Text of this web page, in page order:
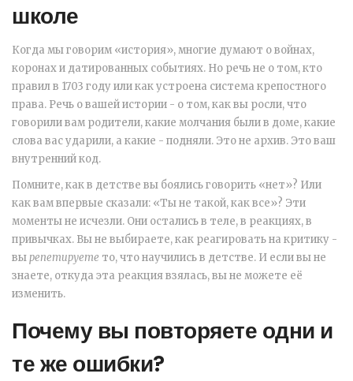
школе
Когда мы говорим «история», многие думают о войнах,
коронах и датированных событиях. Но речь не о том, кто
правил в 1703 году или как устроена система крепостного
права. Речь о вашей истории - о том, как вы росли, что
говорили вам родители, какие молчания были в доме, какие
слова вас ударили, а какие - подняли. Это не архив. Это ваш
внутренний код.
Помните, как в детстве вы боялись говорить «нет»? Или
как вам впервые сказали: «Ты не такой, как все»? Эти
моменты не исчезли. Они остались в теле, в реакциях, в
привычках. Вы не выбираете, как реагировать на критику -
вырепетируете то, что научились в детстве. И если вы не
знаете, откуда эта реакция взялась, вы не можете её
изменить.
Почему вы повторяете одни и
те же ошибки?